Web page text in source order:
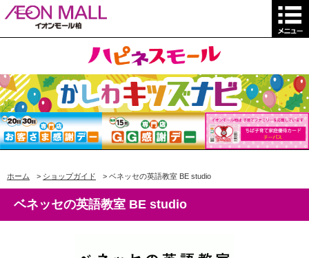
ホーム > ショップガイド > ベネッセの英語教室 BE studio
ベネッセの英語教室 BE studio